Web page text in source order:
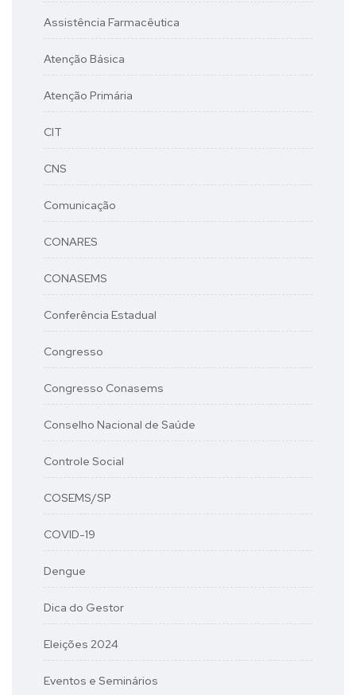
Assistência Farmacêutica
Atenção Básica
Atenção Primária
CIT
CNS
Comunicação
CONARES
CONASEMS
Conferência Estadual
Congresso
Congresso Conasems
Conselho Nacional de Saúde
Controle Social
COSEMS/SP
COVID-19
Dengue
Dica do Gestor
Eleições 2024
Eventos e Seminários